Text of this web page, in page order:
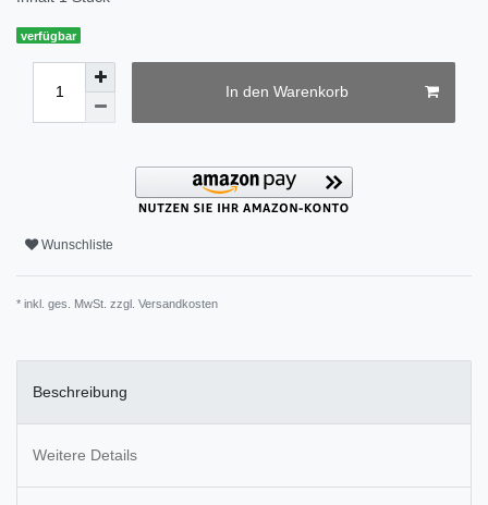
verfügbar
In den Warenkorb
Wunschliste
* inkl. ges. MwSt. zzgl. Versandkosten
Beschreibung
Weitere Details